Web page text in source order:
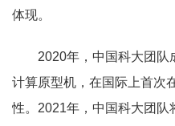
体现。
2020年，中国科大团队成
计算原型机，在国际上首次
性。2021年，中国科大团队